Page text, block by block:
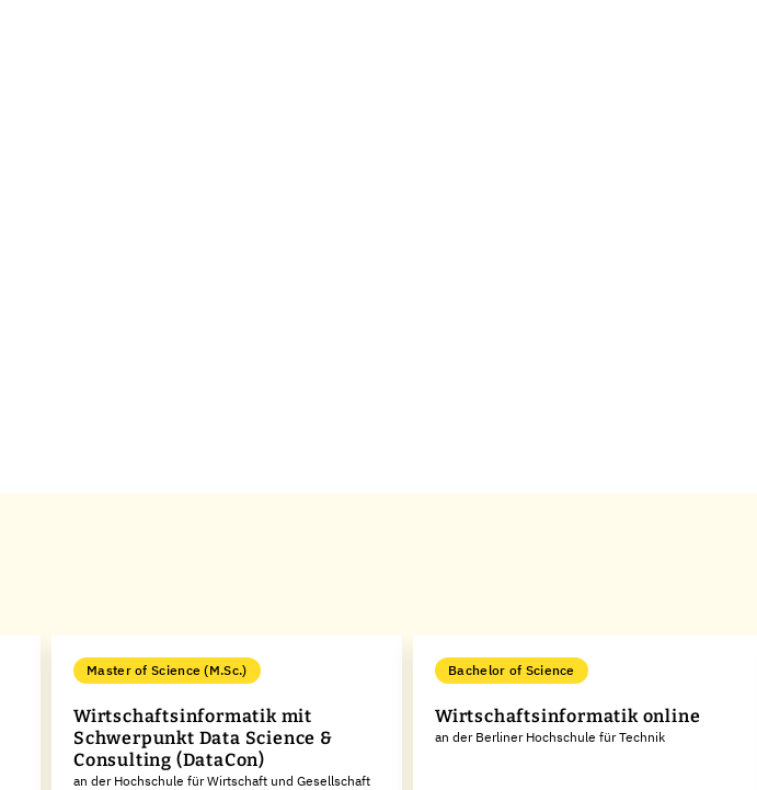
Master of Science (M.Sc.)
Wirtschaftsinformatik mit
Schwerpunkt Data Science &
Consulting (DataCon)
an der Hochschule für Wirtschaft und Gesellschaft
Bachelor of Science
Wirtschaftsinformatik online
an der Berliner Hochschule für Technik